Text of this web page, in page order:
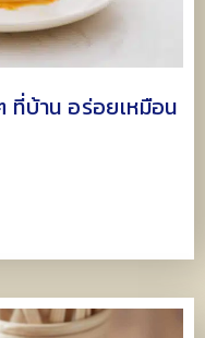
ที่บ้าน อร่อยเหมือน